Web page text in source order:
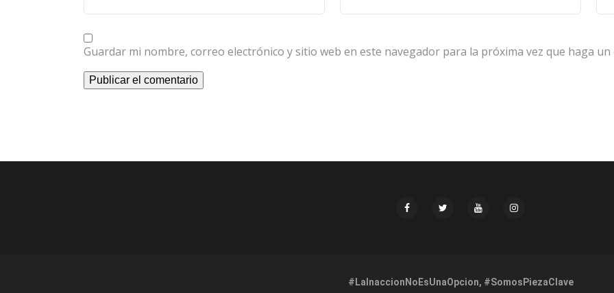
Guardar mi nombre, correo electrónico y sitio web en este navegador para la próxima vez que haga
#LaInaccionNoEsUnaOpcion, #SomosPiezaClave